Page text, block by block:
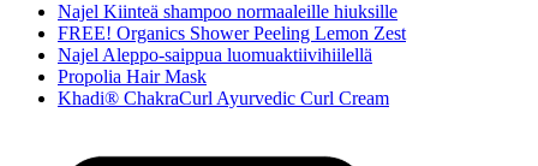
Najel Kiinteä shampoo normaaleille hiuksille
FREE! Organics Shower Peeling Lemon Zest
Najel Aleppo-saippua luomuaktiivihiilellä
Propolia Hair Mask
Khadi® ChakraCurl Ayurvedic Curl Cream